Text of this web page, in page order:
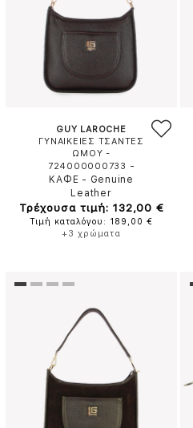
GUY LAROCHE
ΓΥΝΑΙΚΕΙΕΣ ΤΣΑΝΤΕΣ
ΩΜΟΥ -
724000000733 -
ΚΑΦΕ - Genuine
Leather
Τρέχουσα τιμή: 132,00 €
Τιμή καταλόγου: 189,00 €
+3 χρώματα